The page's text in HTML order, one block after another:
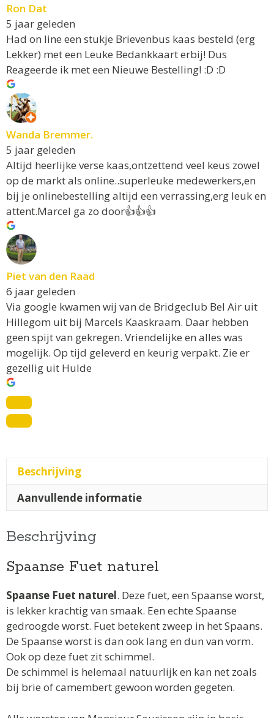
Ron Dat
5 jaar geleden
Had on line een stukje Brievenbus kaas besteld (erg
Lekker) met een Leuke Bedankkaart erbij! Dus
Reageerde ik met een Nieuwe Bestelling! :D :D
Wanda Bremmer.
5 jaar geleden
Altijd heerlijke verse kaas,ontzettend veel keus zowel
op de markt als online..superleuke medewerkers,en
bij je onlinebestelling altijd een verrassing,erg leuk en
attent.Marcel ga zo door👍👍👍
Piet van den Raad
6 jaar geleden
Via google kwamen wij van de Bridgeclub Bel Air uit
Hillegom uit bij Marcels Kaaskraam. Daar hebben
geen spijt van gekregen. Vriendelijke en alles was
mogelijk. Op tijd geleverd en keurig verpakt. Zie er
gezellig uit Hulde
Beschrijving
Aanvullende informatie
Beschrijving
Spaanse Fuet naturel
Spaanse Fuet naturel. Deze fuet, een Spaanse worst,
is lekker krachtig van smaak. Een echte Spaanse
gedroogde worst. Fuet betekent zweep in het Spaans.
De Spaanse worst is dan ook lang en dun van vorm.
Ook op deze fuet zit schimmel.
De schimmel is helemaal natuurlijk en kan net zoals
bij brie of camembert gewoon worden gegeten.